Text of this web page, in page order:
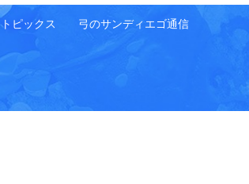
トピックス 弓のサンディエゴ通信